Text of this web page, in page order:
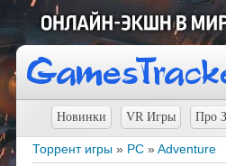
Новинки VR Игры Про
Торрент игры » PC »Adventure